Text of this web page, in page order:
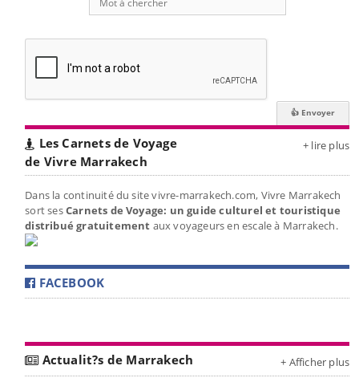
Les Carnets de Voyage
de Vivre Marrakech
+ lire plus
Dans la continuité du site vivre-marrakech.com, Vivre Marrakech
sort sesCarnets de Voyage: un guide culturel et touristique
distribué gratuitement aux voyageurs en escale à Marrakech.
FACEBOOK
Actualit?s de Marrakech + Afficher plus